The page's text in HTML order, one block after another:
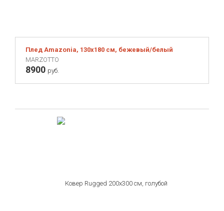
Плед Amazonia, 130х180 см, бежевый/белый
MARZOTTO
8900 руб.